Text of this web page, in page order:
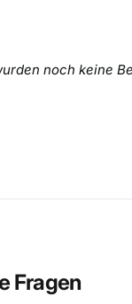
noch keine
Fragen